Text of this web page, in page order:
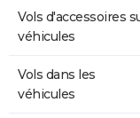
Vols d'accessoires
véhicules
Vols dans les
véhicules